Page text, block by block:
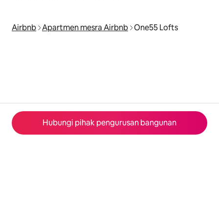
Hubungi pihak pengurusan bangunan
Airbnb Apartmen mesra Airbnb One55 Lofts